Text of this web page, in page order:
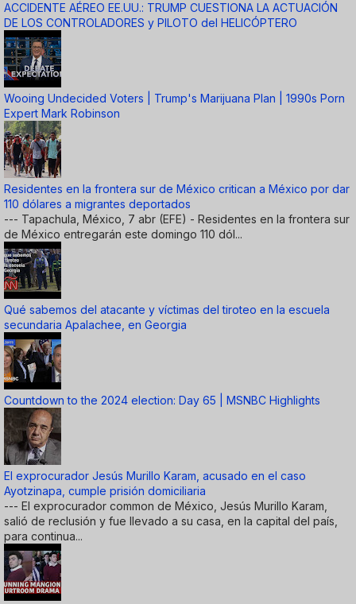
ACCIDENTE AÉREO EE.UU.: TRUMP CUESTIONA LA ACTUACIÓN
DE LOS CONTROLADORES y PILOTO del HELICÓPTERO
Wooing Undecided Voters | Trump's Marijuana Plan | 1990s Porn
Expert Mark Robinson
Residentes en la frontera sur de México critican a México por dar
110 dólares a migrantes deportados
--- Tapachula, México, 7 abr (EFE) - Residentes en la frontera sur
de México entregarán este domingo 110 dól...
Qué sabemos del atacante y víctimas del tiroteo en la escuela
secundaria Apalachee, en Georgia
Countdown to the 2024 election: Day 65 | MSNBC Highlights
El exprocurador Jesús Murillo Karam, acusado en el caso
Ayotzinapa, cumple prisión domiciliaria
--- El exprocurador common de México, Jesús Murillo Karam,
salió de reclusión y fue llevado a su casa, en la capital del país,
para continua...